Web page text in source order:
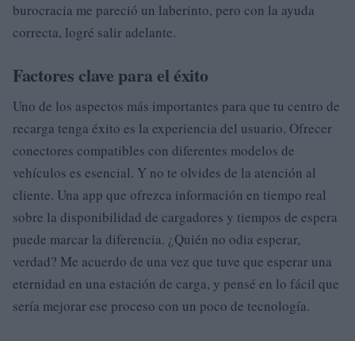
burocracia me pareció un laberinto, pero con la ayuda
correcta, logré salir adelante.
Factores clave para el éxito
Uno de los aspectos más importantes para que tu centro de
recarga tenga éxito es la experiencia del usuario. Ofrecer
conectores compatibles con diferentes modelos de
vehículos es esencial. Y no te olvides de la atención al
cliente. Una app que ofrezca información en tiempo real
sobre la disponibilidad de cargadores y tiempos de espera
puede marcar la diferencia. ¿Quién no odia esperar,
verdad? Me acuerdo de una vez que tuve que esperar una
eternidad en una estación de carga, y pensé en lo fácil que
sería mejorar ese proceso con un poco de tecnología.